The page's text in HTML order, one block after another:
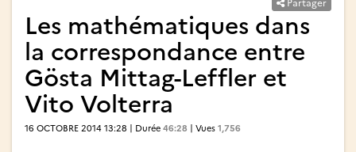
Les mathématiques dans
la correspondance entre
Gösta Mittag-Leffler et
Vito Volterra
16 OCTOBRE 2014 13:28 | Durée 46:28 | Vues 1,756